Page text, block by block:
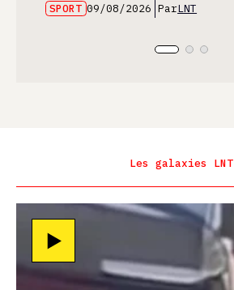
SPORT 09/08/2026 ParLNT
Les galaxies LNT